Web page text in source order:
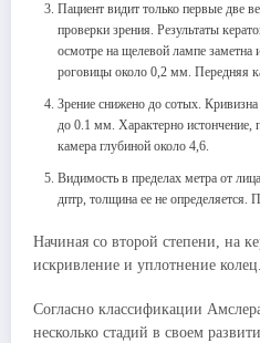
Пациент видит только первые две
проверки зрения. Результаты
осмотре на щелевой лампе заметна
роговицы около 0,2 мм. Передняя
Зрение снижено до сотых.
до 0.1 мм. Характерно истончение,
камера глубиной около 4,6.
Видимость в пределах метра от
дптр, толщина ее не определяется.
Начиная со второй степени, на
искривление и уплотнение колец.
Согласно классификации
несколько стадий в своем